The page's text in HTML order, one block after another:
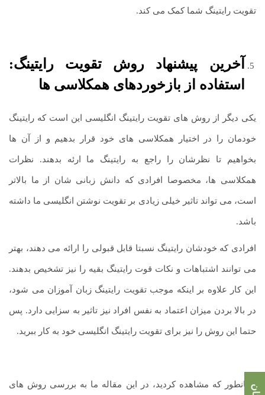
تقویت رایتینگ شما کمک می کند.
آخرین پیشنهاد روش تقویت رایتینگ:
استفاده از بازخوردهای همکلاسی ها
یکی دیگر از روش های تقویت رایتینگ انگلیسی این است که رایتینگ
خودمان را در اختیار همکلاسی های خود قرار بدهیم و از آن ها
بخواهیم تا نظرشان را راجع به رایتینگ ما ارئه بدهند. نظرات
همکلاسی ها، مخصوصا افرادی که دانش زبانی شان از ما بالاتر
است، می تواند تاثیر خیلی زیادی بر تقویت نوشتن انگلیسی ما داشته
باشد.
افرادی که خودشان رایتینگ نسبتا قابل قبولی را ارائه می دهند، بهتر
می توانند اشتباهات و نکات قوت رایتینگ بقیه را نیز تشخیص بدهند.
این کار علاوه بر اینکه موجب تقویت رایتینگ زبان آموزان می شود،
در بالا بردن میزان اعتماد به نفس افراد نیز تاثیر به سزایی دارد. پس
حتما این روش را نیز برای تقویت رایتینگ انگلیسی خود به کار ببرید.
همانطور که مشاهده کردید، در این مقاله ما به بررسی روش های